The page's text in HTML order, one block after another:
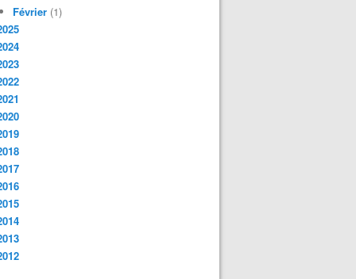
Février (1)